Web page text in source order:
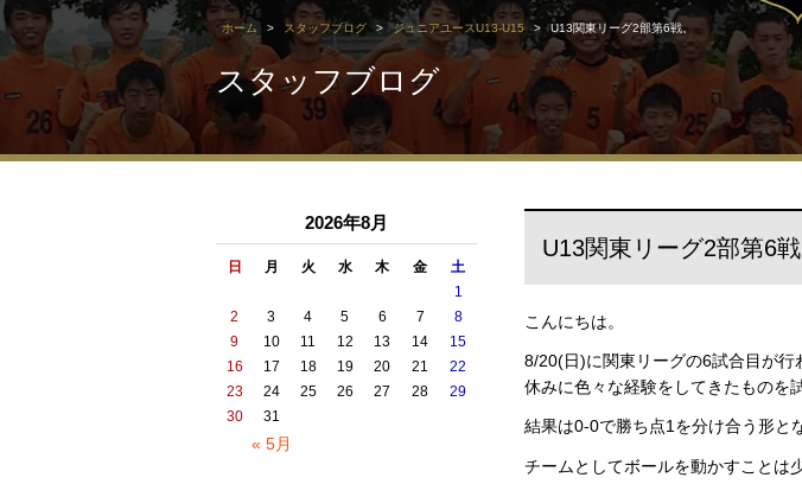
ホーム スタッフブログ ジュニアユースU13-U15 U13関東リーグ2部第6戦。
スタッフブログ
U13関東リーグ2部第6戦
こんにちは。
8/20(日)に関東リーグの6試合目が
休みに色々な経験をしてきたものを
結果は0-0で勝ち点1を分け合う形と
チームとしてボールを動かすことは
2026年8月
日 月 火 水 木 金 土
« 5月
1
2
3 4 5 6 7
8
9
10 11 12 13 14
15
16
17 18 19 20 21
22
23
24 25 26 27 28
29
30
31